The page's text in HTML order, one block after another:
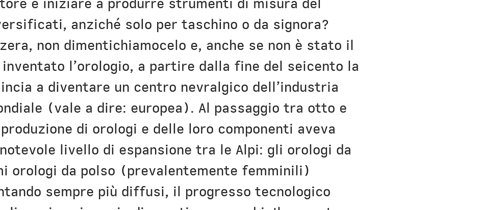
e iniziare a produrre strumenti di misura del
anziché solo per taschino o da signora?
non dimentichiamocelo e, anche se non è stato il
inventato l’orologio, a partire dalla fine del seicento la
a diventare un centro nevralgico dell’industria
(vale a dire: europea). Al passaggio tra otto e
di orologi e delle loro componenti aveva
livello di espansione tra le Alpi: gli orologi da
orologi da polso (prevalentemente femminili)
sempre più diffusi, il progresso tecnologico